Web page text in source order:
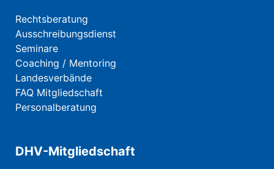
Rechtsberatung
Ausschreibungsdienst
Seminare
Coaching / Mentoring
Landesverbände
FAQ Mitgliedschaft
Personalberatung
DHV-Mitgliedschaft